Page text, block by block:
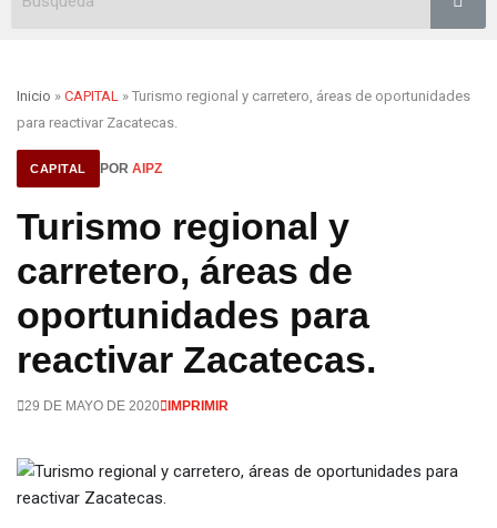
Inicio » CAPITAL » Turismo regional y carretero, áreas de oportunidades
para reactivar Zacatecas.
CAPITAL POR AIPZ
Turismo regional y
carretero, áreas de
oportunidades para
reactivar Zacatecas.
29 DE MAYO DE 2020 IMPRIMIR